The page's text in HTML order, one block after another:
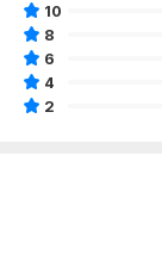
10
8
6
4
2